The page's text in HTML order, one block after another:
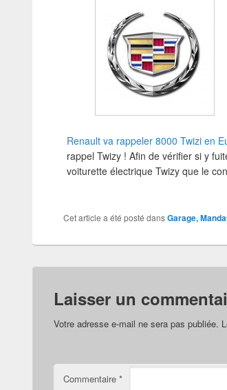
Renault va rappeler 8000 Twizi en
rappel Twizy ! Afin de vérifier si y
voiturette électrique Twizy que le
Cet article a été posté dansGarage,
Laisser un
Votre adresse e-mail ne sera pas publiée.
Commentaire *